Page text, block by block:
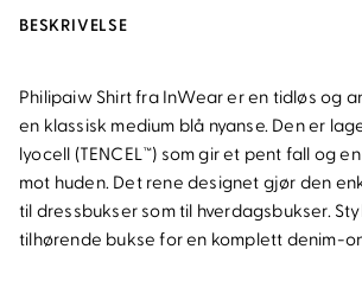
BESKRIVELSE
Philipaiw Shirt fra InWear er en tidløs og
en klassisk medium blå nyanse. Den er
lyocell (TENCEL™) som gir et pent fall og
mot huden. Det rene designet gjør den
til dressbukser som til hverdagsbukser.
tilhørende bukse for en komplett denim-